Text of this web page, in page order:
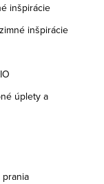
inšpirácie
inšpirácie
úplety a
prania